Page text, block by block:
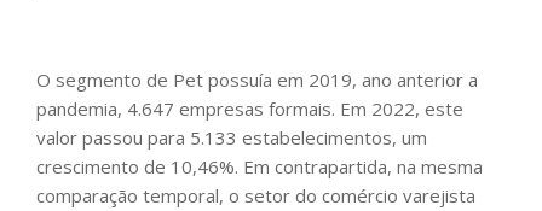
O segmento de Pet possuía em 2019, ano anterior a
pandemia, 4.647 empresas formais. Em 2022, este
valor passou para 5.133 estabelecimentos, um
crescimento de 10,46%. Em contrapartida, na mesma
comparação temporal, o setor do comércio varejista